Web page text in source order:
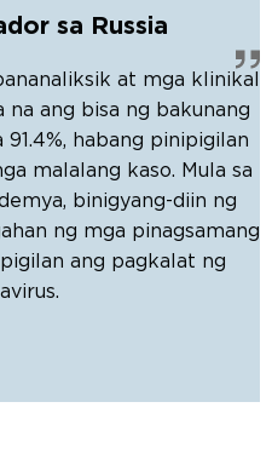
sa Russia
at mga klinikal
na ang bisa ng bakunang
habang pinipigilan
malalang kaso. Mula sa
binigyang-diin ng
ng mga pinagsamang
ang pagkalat ng